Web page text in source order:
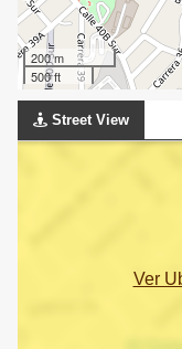
200 m
500 ft
Street View
Ver